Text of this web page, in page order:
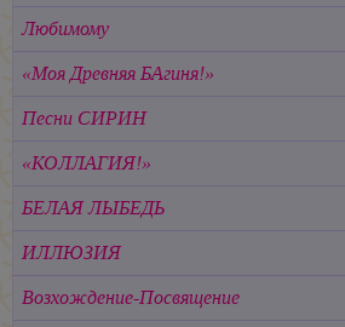
Любимому
«Моя Древняя БАгиня!»
Песни СИРИН
«КОЛЛАГИЯ!»
БЕЛАЯ ЛЫБЕДЬ
ИЛЛЮЗИЯ
Возхождение-Посвящение